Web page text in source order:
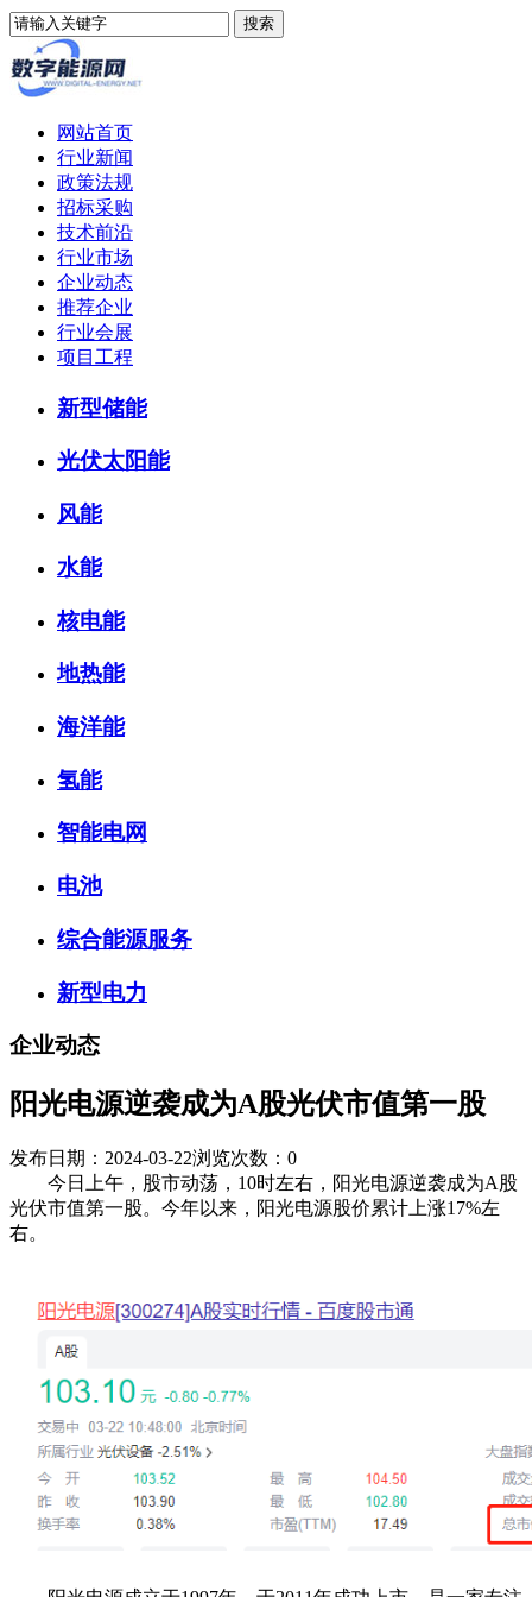
网站首页
行业新闻
政策法规
招标采购
技术前沿
行业市场
企业动态
推荐企业
行业会展
项目工程
新型储能
光伏太阳能
风能
水能
核电能
地热能
海洋能
氢能
智能电网
电池
综合能源服务
新型电力
企业动态
阳光电源逆袭成为A股光伏市值第一股
发布日期：2024-03-22浏览次数： 0
今日上午，股市动荡，10时左右，阳光电源逆袭成为A股
光伏市值第一股。今年以来，阳光电源股价累计上涨17%左
右。